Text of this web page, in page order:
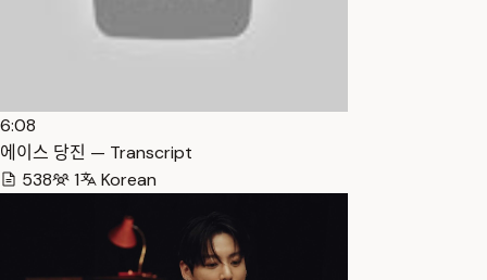
6:08
에이스 당진 — Transcript
538
1 Korean